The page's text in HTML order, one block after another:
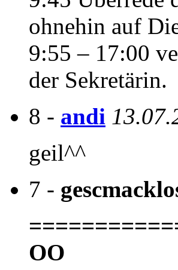
ohnehin auf
9:55 – 17:00
der Sekretärin.
8 - andi
geil^^
7 -
OO